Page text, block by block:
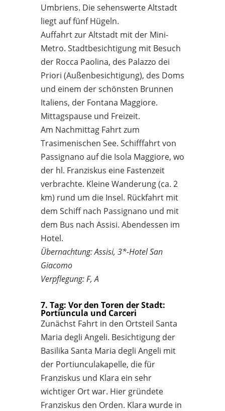
Umbriens. Die sehenswerte Altstadt
liegt auf fünf Hügeln.
Auffahrt zur Altstadt mit der Mini-
Metro. Stadtbesichtigung mit Besuch
der Rocca Paolina, des Palazzo dei
Priori (Außenbesichtigung), des Doms
und einem der schönsten Brunnen
Italiens, der Fontana Maggiore.
Mittagspause und Freizeit.
Am Nachmittag Fahrt zum
Trasimenischen See. Schifffahrt von
Passignano auf die Isola Maggiore, wo
der hl. Franziskus eine Fastenzeit
verbrachte. Kleine Wanderung (ca. 2
km) rund um die Insel. Rückfahrt mit
dem Schiff nach Passignano und mit
dem Bus nach Assisi. Abendessen im
Hotel.
Übernachtung: Assisi, 3*-Hotel San
Giacomo
Verpflegung: F, A
7. Tag: Vor den Toren der Stadt:
Portiuncula und Carceri
Zunächst Fahrt in den Ortsteil Santa
Maria degli Angeli. Besichtigung der
Basilika Santa Maria degli Angeli mit
der Portiunculakapelle, die für
Franziskus und Klara ein sehr
wichtiger Ort war. Hier gründete
Franziskus den Orden. Klara wurde in